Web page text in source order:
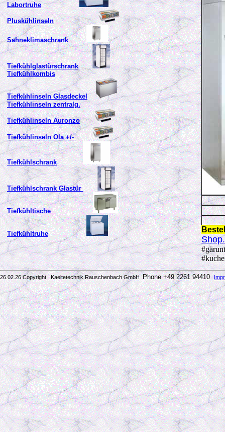
Labortruhe
Pluskühlinseln
Sahneklimaschrank
Tiefkühlglastürschrank
Tiefkühlkombis
Tiefkühlinseln Glasdeckel
Tiefkühlinseln zentralg.
Tiefkühlinseln Auronzo
Tiefkühlinseln Ola +/-
Tiefkühlschrank
Tiefkühlschrank Glastür
Tiefkühltische
Tiefkühltruhe
26.02.26 Copyright Kaeltetechnik Rauschenbach GmbHPhone +49 2261 94410